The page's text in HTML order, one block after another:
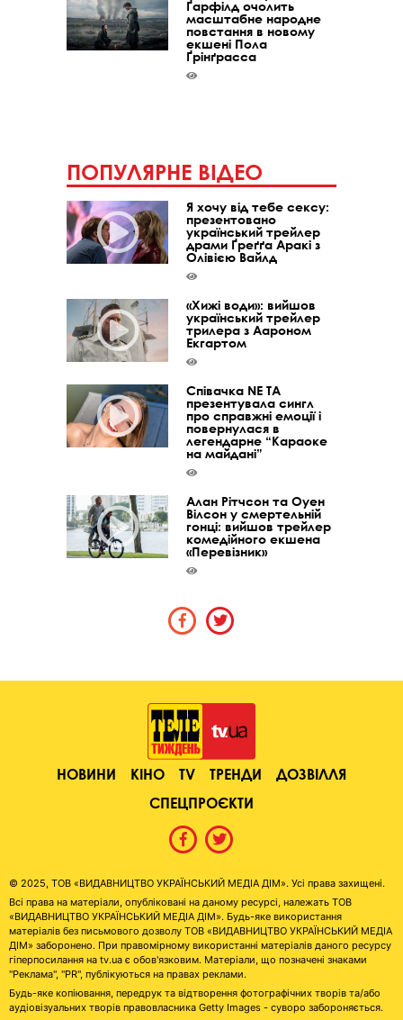
Ґарфілд очолить
масштабне народне
повстання в новому
екшені Пола
Ґрінґрасса
ПОПУЛЯРНЕ ВІДЕО
Я хочу від тебе сексу:
презентовано
український трейлер
драми Ґреґґа Аракі з
Олівією Вайлд
«Хижі води»: вийшов
український трейлер
трилера з Аароном
Екгартом
Співачка NE TA
презентувала сингл
про справжні емоції і
повернулася в
легендарне “Караоке
на майдані”
Алан Рітчсон та Оуен
Вілсон у смертельній
гонці: вийшов трейлер
комедійного екшена
«Перевізник»
НОВИНИ КІНО TV ТРЕНДИ
ДОЗВІЛЛЯ
СПЕЦПРОЄКТИ
© 2025, ТОВ «ВИДАВНИЦТВО УКРАЇНСЬКИЙ МЕДІА ДІМ». Усі права захищені.
Всі права на матеріали, опубліковані на даному ресурсі, належать ТОВ
«ВИДАВНИЦТВО УКРАЇНСЬКИЙ МЕДІА ДІМ». Будь-яке використання
матеріалів без письмового дозволу ТОВ «ВИДАВНИЦТВО УКРАЇНСЬКИЙ МЕДІА
ДІМ» заборонено. При правомірному використанні матеріалів даного ресурсу
гіперпосилання на tv.ua є обов'язковим. Матеріали, що позначені знаками
"Реклама", "PR", публікуються на правах реклами.
Будь-яке копіювання, передрук та відтворення фотографічних творів та/або
аудіовізуальних творів правовласника Getty Images - суворо забороняється.